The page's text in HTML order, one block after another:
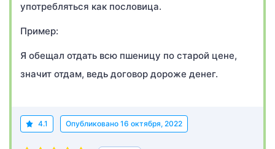
употребляться как пословица.
Пример:
Я обещал отдать всю пшеницу по старой цене,
значит отдам, ведь договор дороже денег.
4.1 Опубликовано 16 октября, 2022